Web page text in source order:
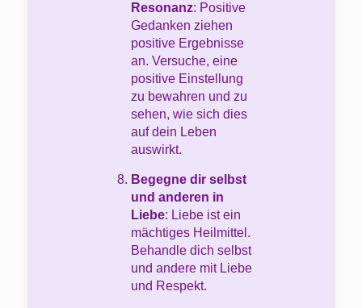
Resonanz: Positive
Gedanken ziehen
positive Ergebnisse
an. Versuche, eine
positive Einstellung
zu bewahren und zu
sehen, wie sich dies
auf dein Leben
auswirkt.
Begegne dir selbst
und anderen in
Liebe: Liebe ist ein
mächtiges Heilmittel.
Behandle dich selbst
und andere mit Liebe
und Respekt.